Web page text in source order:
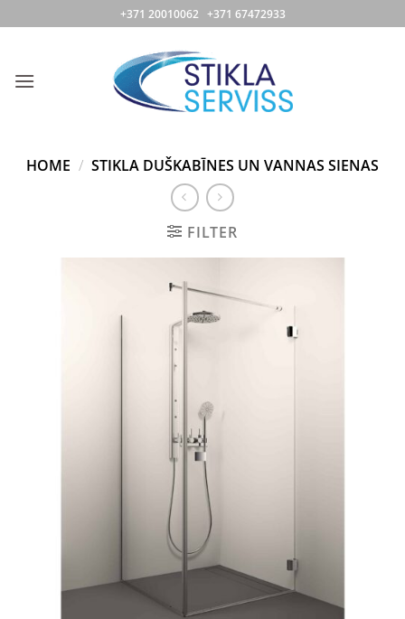
to
+371 20010062 +371 67472933
HOME / STIKLA DUŠKABĪNES UN VANNAS SIENAS
FILTER